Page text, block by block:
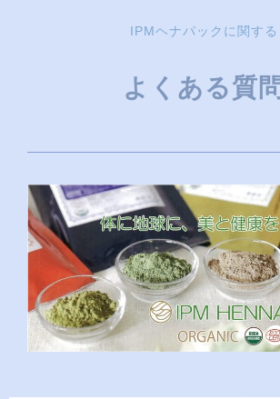
IPMヘナパックに関する
よくある質問